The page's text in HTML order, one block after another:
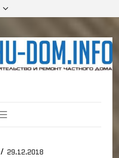
Toggle
Navigation
/ 29.12.2018